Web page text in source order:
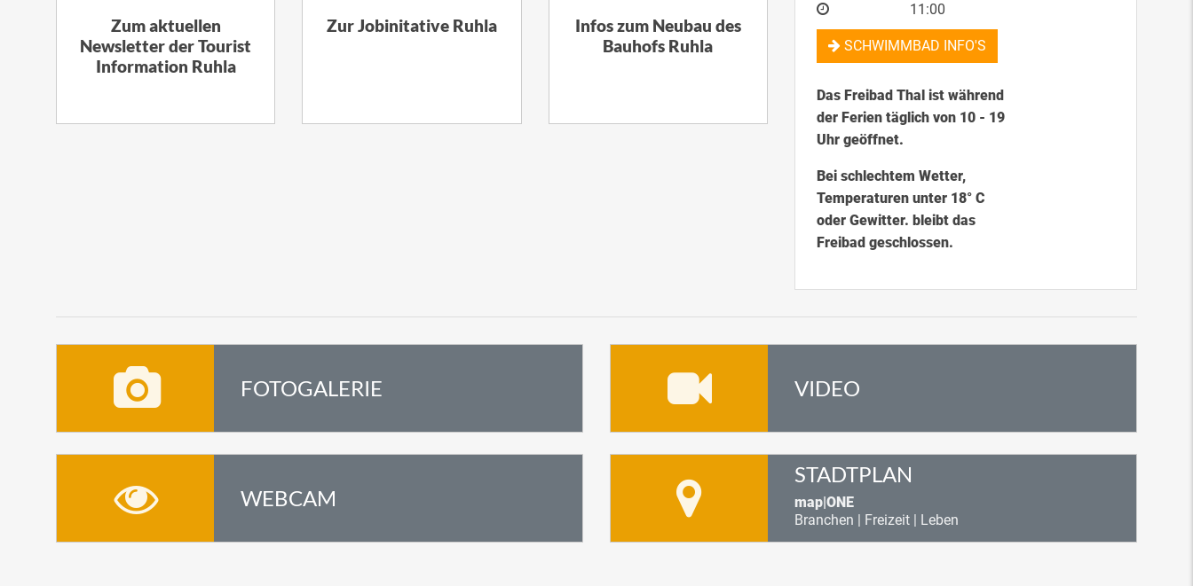
Zum aktuellen
Newsletter der Tourist
Information Ruhla
Zur Jobinitative Ruhla
Infos zum Neubau des
Bauhofs Ruhla
11:00
SCHWIMMBAD INFO'S
Das Freibad Thal ist während
der Ferien täglich von 10 - 19
Uhr geöffnet.
Bei schlechtem Wetter,
Temperaturen unter 18° C
oder Gewitter. bleibt das
Freibad geschlossen.
FOTOGALERIE VIDEO
WEBCAM
STADTPLAN
map|ONE
Branchen | Freizeit | Leben